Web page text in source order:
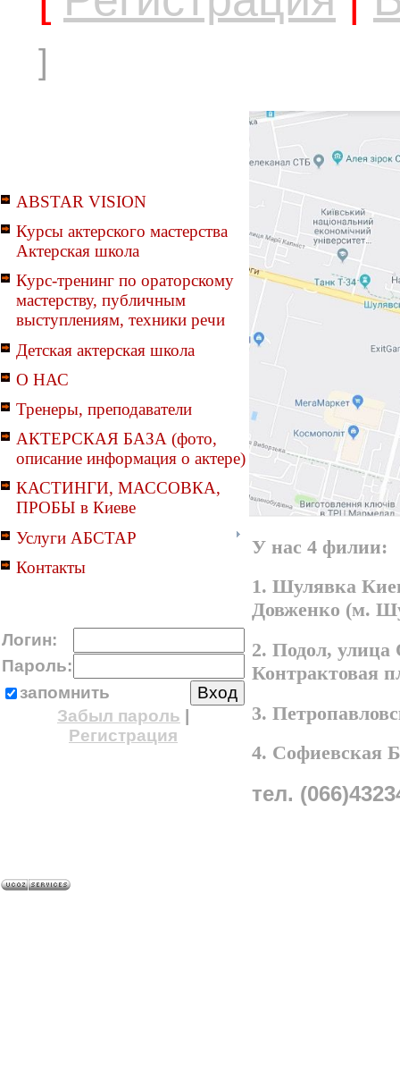
]
ABSTAR VISION
Курсы актерского мастерства
Актерская школа
Курс-тренинг по ораторскому
мастерству, публичным
выступлениям, техники речи
Детская актерская школа
О НАС
Тренеры, преподаватели
АКТЕРСКАЯ БАЗА (фото,
описание информация о актере)
КАСТИНГИ, МАССОВКА,
ПРОБЫ в Киеве
Услуги АБСТАР
Контакты
Логин:
Пароль:
запомнить
Забыл пароль
Регистрация
У нас 4 филии:
1. Шулявка
Довженко (м.
2. Подол,
Контрактовая
3.
4. Софиевская
тел.